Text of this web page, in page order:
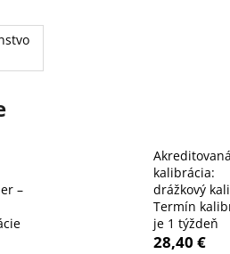
–
Akreditovaná
kalibrácia:
drážkový
Termín
je 1 týždeň
28,40 €